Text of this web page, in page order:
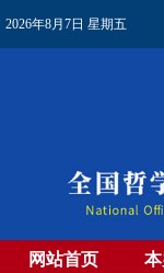
2026年8月7日 星期五
网站首页